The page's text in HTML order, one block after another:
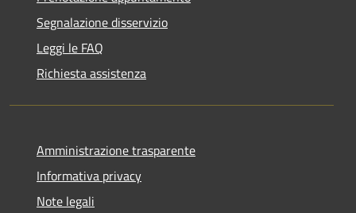
Segnalazione disservizio
Leggi le FAQ
Richiesta assistenza
Amministrazione trasparente
Informativa privacy
Note legali